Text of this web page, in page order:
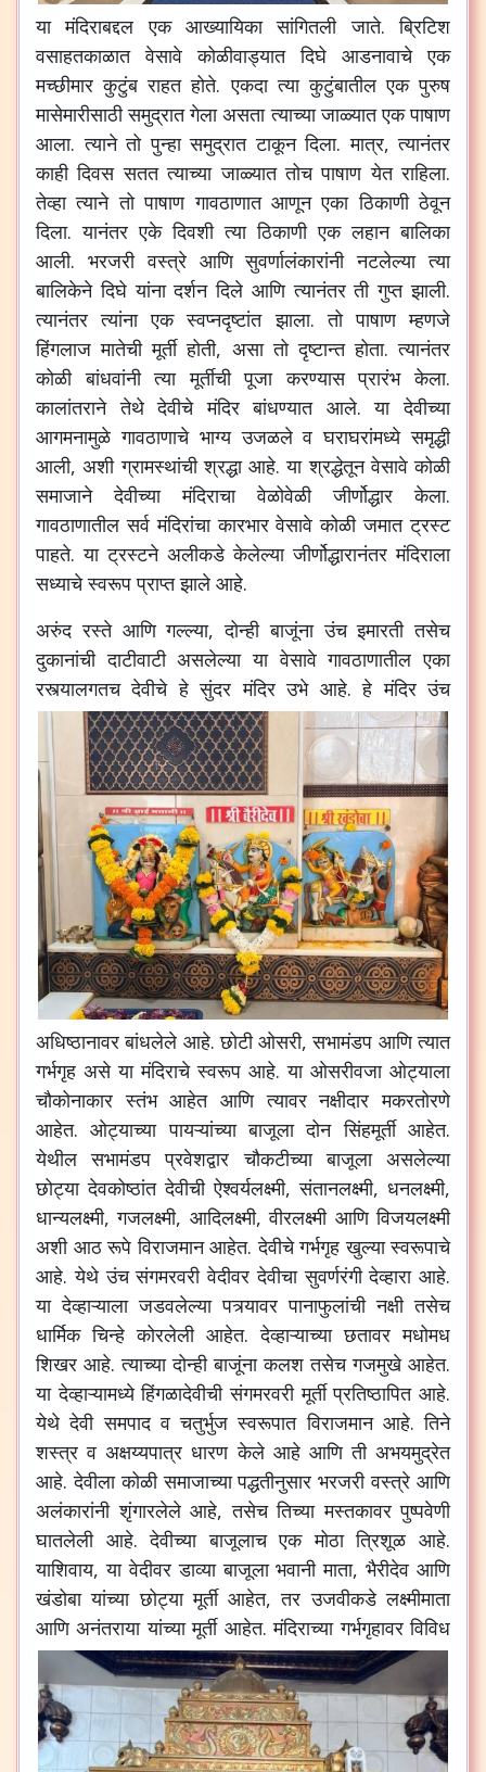
या मंदिराबद्दल एक आख्यायिका सांगितली जाते. ब्रिटिश
वसाहतकाळात वेसावे कोळीवाड्यात दिघे आडनावाचे एक
मच्छीमार कुटुंब राहत होते. एकदा त्या कुटुंबातील एक पुरुष
मासेमारीसाठी समुद्रात गेला असता त्याच्या जाळ्यात एक पाषाण
आला. त्याने तो पुन्हा समुद्रात टाकून दिला. मात्र, त्यानंतर
काही दिवस सतत त्याच्या जाळ्यात तोच पाषाण येत राहिला.
तेव्हा त्याने तो पाषाण गावठाणात आणून एका ठिकाणी ठेवून
दिला. यानंतर एके दिवशी त्या ठिकाणी एक लहान बालिका
आली. भरजरी वस्त्रे आणि सुवर्णालंकारांनी नटलेल्या त्या
बालिकेने दिघे यांना दर्शन दिले आणि त्यानंतर ती गुप्त झाली.
त्यानंतर त्यांना एक स्वप्नदृष्टांत झाला. तो पाषाण म्हणजे
हिंगलाज मातेची मूर्ती होती, असा तो दृष्टान्त होता. त्यानंतर
कोळी बांधवांनी त्या मूर्तीची पूजा करण्यास प्रारंभ केला.
कालांतराने तेथे देवीचे मंदिर बांधण्यात आले. या देवीच्या
आगमनामुळे गावठाणाचे भाग्य उजळले व घराघरांमध्ये समृद्धी
आली, अशी ग्रामस्थांची श्रद्धा आहे. या श्रद्धेतून वेसावे कोळी
समाजाने देवीच्या मंदिराचा वेळोवेळी जीर्णोद्धार केला.
गावठाणातील सर्व मंदिरांचा कारभार वेसावे कोळी जमात ट्रस्ट
पाहते. या ट्रस्टने अलीकडे केलेल्या जीर्णोद्धारानंतर मंदिराला
सध्याचे स्वरूप प्राप्त झाले आहे.
अरुंद रस्ते आणि गल्ल्या, दोन्ही बाजूंना उंच इमारती तसेच
दुकानांची दाटीवाटी असलेल्या या वेसावे गावठाणातील एका
रस्त्यालगतच देवीचे हे सुंदर मंदिर उभे आहे. हे मंदिर उंच
अधिष्ठानावर बांधलेले आहे. छोटी ओसरी, सभामंडप आणि त्यात
गर्भगृह असे या मंदिराचे स्वरूप आहे. या ओसरीवजा ओट्याला
चौकोनाकार स्तंभ आहेत आणि त्यावर नक्षीदार मकरतोरणे
आहेत. ओट्याच्या पायऱ्यांच्या बाजूला दोन सिंहमूर्ती आहेत.
येथील सभामंडप प्रवेशद्वार चौकटीच्या बाजूला असलेल्या
छोट्या देवकोष्ठांत देवीची ऐश्वर्यलक्ष्मी, संतानलक्ष्मी, धनलक्ष्मी,
धान्यलक्ष्मी, गजलक्ष्मी, आदिलक्ष्मी, वीरलक्ष्मी आणि विजयलक्ष्मी
अशी आठ रूपे विराजमान आहेत. देवीचे गर्भगृह खुल्या स्वरूपाचे
आहे. येथे उंच संगमरवरी वेदीवर देवीचा सुवर्णरंगी देव्हारा आहे.
या देव्हाऱ्याला जडवलेल्या पत्र्यावर पानाफुलांची नक्षी तसेच
धार्मिक चिन्हे कोरलेली आहेत. देव्हाऱ्याच्या छतावर मधोमध
शिखर आहे. त्याच्या दोन्ही बाजूंना कलश तसेच गजमुखे आहेत.
या देव्हाऱ्यामध्ये हिंगळादेवीची संगमरवरी मूर्ती प्रतिष्ठापित आहे.
येथे देवी समपाद व चतुर्भुज स्वरूपात विराजमान आहे. तिने
शस्त्र व अक्षय्यपात्र धारण केले आहे आणि ती अभयमुद्रेत
आहे. देवीला कोळी समाजाच्या पद्धतीनुसार भरजरी वस्त्रे आणि
अलंकारांनी शृंगारलेले आहे, तसेच तिच्या मस्तकावर पुष्पवेणी
घातलेली आहे. देवीच्या बाजूलाच एक मोठा त्रिशूळ आहे.
याशिवाय, या वेदीवर डाव्या बाजूला भवानी माता, भैरीदेव आणि
खंडोबा यांच्या छोट्या मूर्ती आहेत, तर उजवीकडे लक्ष्मीमाता
आणि अनंतराया यांच्या मूर्ती आहेत. मंदिराच्या गर्भगृहावर विविध